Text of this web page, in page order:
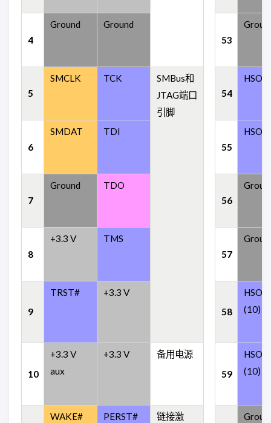
4
Ground
Ground
53
5
SMCLK TCK
SMBus和
JTAG端口
引脚
54
HSOp
6
SMDAT
TDI
55
HSOn
7
Ground
TDO
56
8
+3.3 V
TMS
57
9
TRST#
+3.3 V
58
HSOp
(10)
10
+3.3 V
aux
+3.3 V
备用电源
59
HSOn
(10)
WAKE# PERST#
链接激